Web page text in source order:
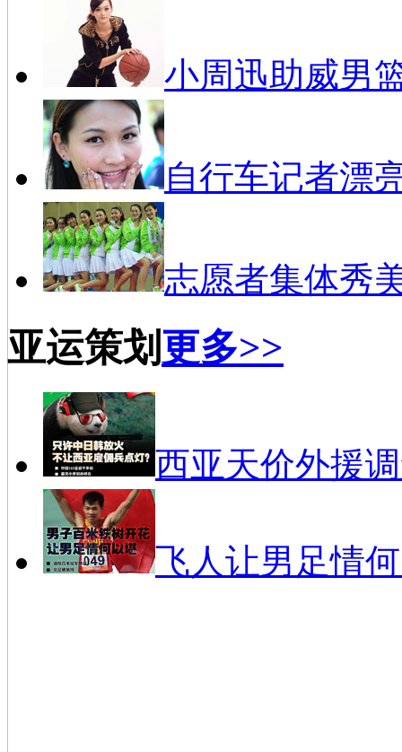
小周迅助威男
自行车记者漂
志愿者集体秀
亚运策划 更多>>
西亚天价外援
飞人让男足情